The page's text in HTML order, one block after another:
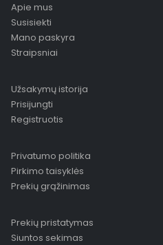
Apie mus
Susisiekti
Mano paskyra
Straipsniai
Užsakymų istorija
Prisijungti
Registruotis
Privatumo politika
Pirkimo taisyklės
Prekių grąžinimas
Prekių pristatymas
Siuntos sekimas